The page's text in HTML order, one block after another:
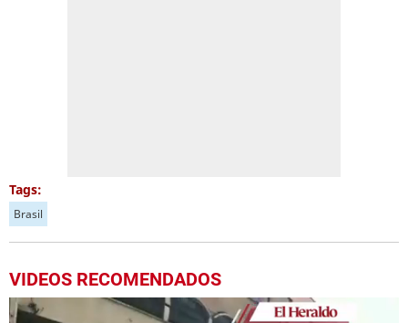
Tags:
Brasil
VIDEOS RECOMENDADOS